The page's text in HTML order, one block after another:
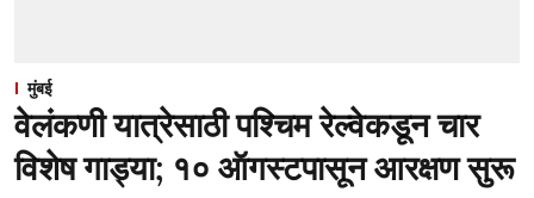
मुंबई
वेलंकणी यात्रेसाठी पश्चिम रेल्वेकडून चार
विशेष गाड्या; १० ऑगस्टपासून आरक्षण सुरू